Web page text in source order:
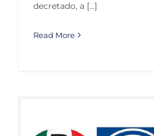
decretado, a [...]
Read More